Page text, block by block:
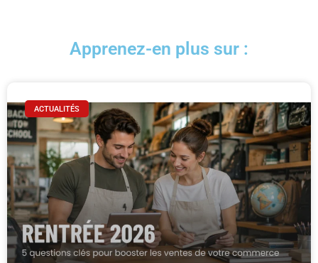
Apprenez-en plus sur :
ACTUALITÉS